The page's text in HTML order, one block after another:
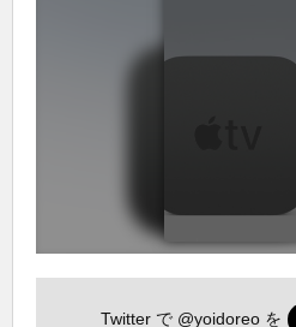
Twitter で @yoidoreo を